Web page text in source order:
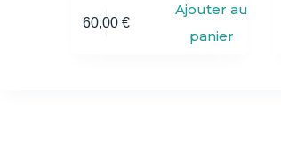
60,00 €
Ajouter au
panier